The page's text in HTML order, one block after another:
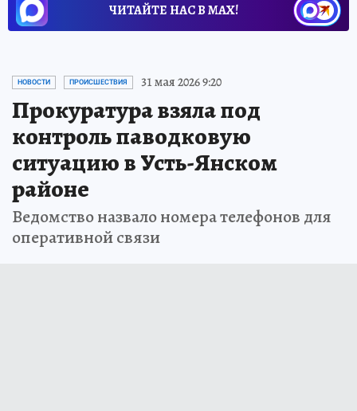
ЧИТАЙТЕ НАС В МАХ!
НОВОСТИ ПРОИСШЕСТВИЯ 31 мая 2026 9:20
Прокуратура взяла под
контроль паводковую
ситуацию в Усть-Янском
районе
Ведомство назвало номера телефонов для
оперативной связи